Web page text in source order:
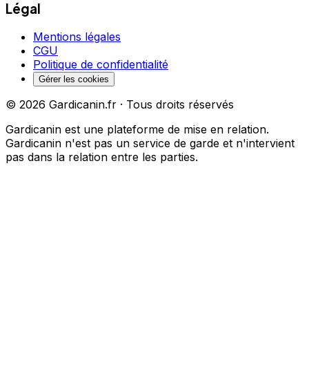
Légal
Mentions légales
CGU
Politique de confidentialité
Gérer les cookies
© 2026 Gardicanin.fr · Tous droits réservés
Gardicanin est une plateforme de mise en relation.
Gardicanin n'est pas un service de garde et n'intervient
pas dans la relation entre les parties.